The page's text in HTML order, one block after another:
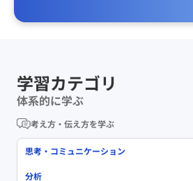
学習カテゴリ
体系的に学ぶ
考え方・伝え方を学ぶ
思考・コミュニケーション
分析